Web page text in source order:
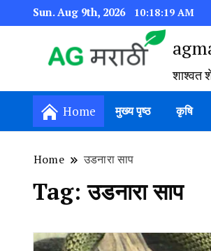
Sun. Aug 9th, 2026 10:18:19 AM
शाश्वत
Home मुख्य पृष्ठ कृषि
Home उडनारा साप
Tag:उडनारा साप